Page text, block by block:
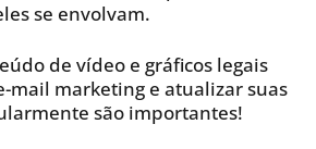
se envolvam.
de vídeo e gráficos legais
mail marketing e atualizar suas
são importantes!